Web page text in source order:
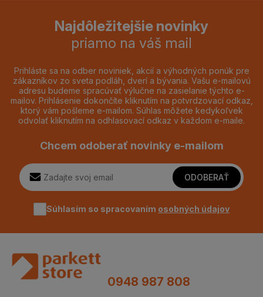
Najdôležitejšie novinky
priamo na váš mail
Prihláste sa na odber noviniek, akcií a výhodných ponúk pre
zákazníkov zo sveta podláh, dverí a bývania. Vašu e-mailovú
adresu budeme spracúvať výlučne na zasielanie týchto e-
mailov. Prihlásenie dokončíte kliknutím na potvrdzovací odkaz,
ktorý vám pošleme e-mailom. Súhlas môžete kedykoľvek
odvolať kliknutím na odhlasovací odkaz v každom e-maile.
Chcem odoberať novinky e-mailom
ODOBERAŤ
Súhlasím so spracovaním osobných údajov
0948 987 808